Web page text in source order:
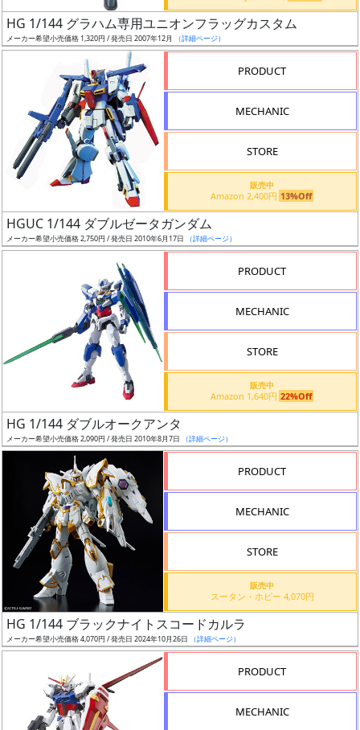
日
発
売
プッ
シュ
通知
対象
ギ
ャ
ラ
価
定
予
HG 1/144 グラハム専用ユニオンフラッグカスタム
メーカー希望小売価格 1,320円 / 発売日 2007年12月 （詳細ページ）
PRODUCT
MECHANIC
STORE
販売中
Amazon 2,400円 13%Off
HGUC 1/144 ダブルゼータガンダム
メーカー希望小売価格 2,750円 / 発売日 2010年6月17日 （詳細ページ）
PRODUCT
MECHANIC
STORE
販売中
Amazon 1,640円 22%Off
HG 1/144 ダブルオークアンタ
メーカー希望小売価格 2,090円 / 発売日 2010年8月7日 （詳細ページ）
PRODUCT
MECHANIC
STORE
販売中
スータン・ホビー 4,070円
HG 1/144 ブラックナイトスコードカルラ
メーカー希望小売価格 4,070円 / 発売日 2024年10月26日 （詳細ページ）
PRODUCT
MECHANIC